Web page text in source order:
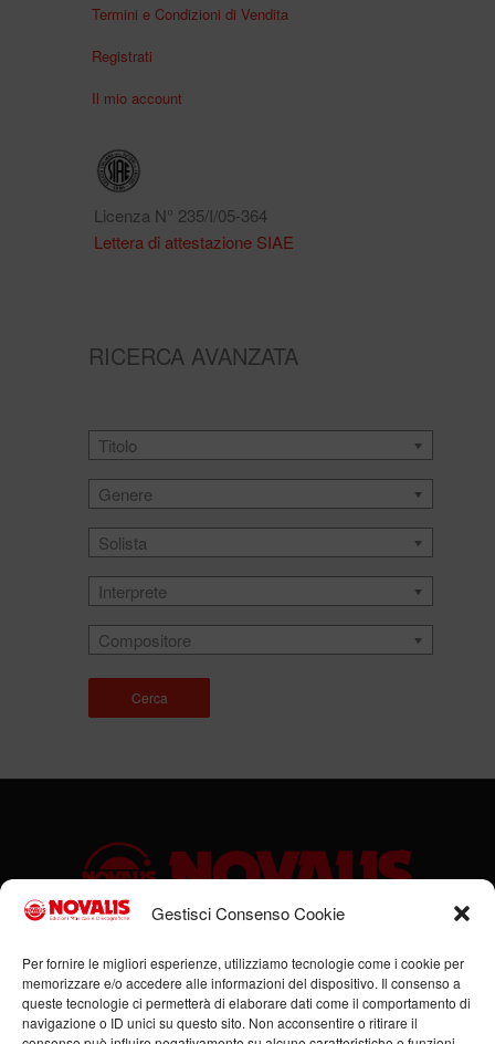
Gestisci Consenso Cookie
Per fornire le migliori esperienze, utilizziamo tecnologie come i cookie per
memorizzare e/o accedere alle informazioni del dispositivo. Il consenso a
queste tecnologie ci permetterà di elaborare dati come il comportamento di
navigazione o ID unici su questo sito. Non acconsentire o ritirare il
Termini e Condizioni di Vendita
Registrati
Il mio account
Licenza N° 235/I/05-364
Lettera di attestazione SIAE
RICERCA AVANZATA
Titolo
Genere
Solista
Interprete
Compositore
Cerca
Sede legale: Via Cassino, 1 – 47923 Rimini (RN) – Ufficio:
Via Flaminia, 185/B – 47923 Rimini (RN) – P.IVA:
00951980408